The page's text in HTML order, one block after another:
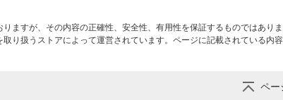
ますが、その内容の正確性、安全性、有用性を保証するものではありま
り扱うストアによって運営されています。ページに記載されている内
ペー